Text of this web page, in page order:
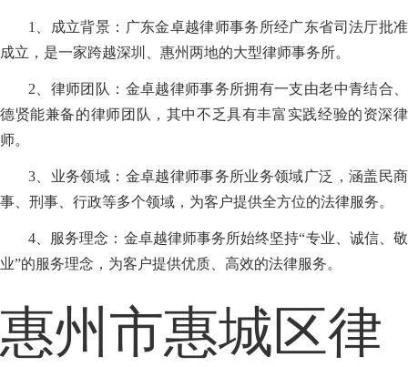
1、成立背景：广东金卓越律师事务所经广东省司法厅批准
成立，是一家跨越深圳、惠州两地的大型律师事务所。
2、律师团队：金卓越律师事务所拥有一支由老中青结合、
德贤能兼备的律师团队，其中不乏具有丰富实践经验的资深律
师。
3、业务领域：金卓越律师事务所业务领域广泛，涵盖民商
事、刑事、行政等多个领域，为客户提供全方位的法律服务。
4、服务理念：金卓越律师事务所始终坚持“专业、诚信、敬
业”的服务理念，为客户提供优质、高效的法律服务。
惠州市惠城区律